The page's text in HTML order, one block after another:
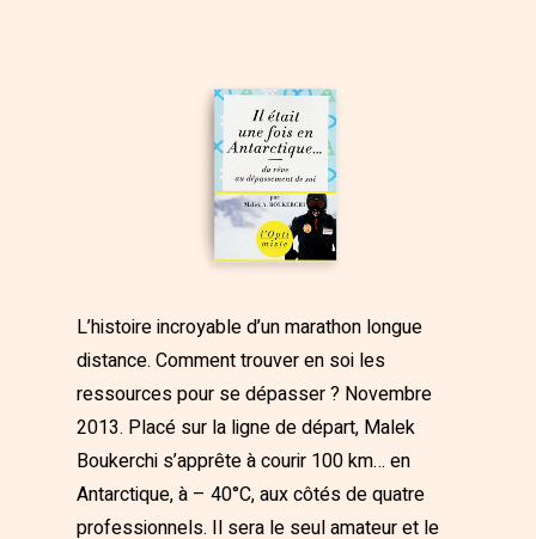
L’histoire incroyable d’un marathon longue
distance. Comment trouver en soi les
ressources pour se dépasser ? Novembre
2013. Placé sur la ligne de départ, Malek
Boukerchi s’apprête à courir 100 km… en
Antarctique, à – 40°C, aux côtés de quatre
professionnels. Il sera le seul amateur et le